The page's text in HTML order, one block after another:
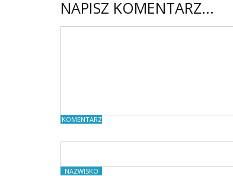
NAPISZ KOMENTARZ...
KOMENTARZE
NAZWISKO